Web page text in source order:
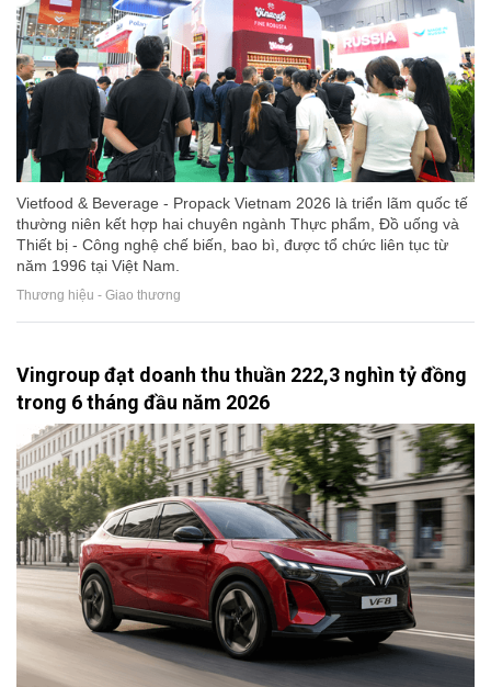
Vietfood & Beverage - Propack Vietnam 2026 là triển lãm quốc tế
thường niên kết hợp hai chuyên ngành Thực phẩm, Đồ uống và
Thiết bị - Công nghệ chế biến, bao bì, được tổ chức liên tục từ
năm 1996 tại Việt Nam.
Thương hiệu - Giao thương
Vingroup đạt doanh thu thuần 222,3 nghìn tỷ đồng
trong 6 tháng đầu năm 2026